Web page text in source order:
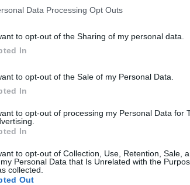
Data Processing Opt Outs
to opt-out of the Sharing of my personal data.
In
to opt-out of the Sale of my Personal Data.
In
to opt-out of processing my Personal Data for
In
to opt-out of Collection, Use, Retention, Sale,
Personal Data that Is Unrelated with the
collected.
Out
Filippo Neri